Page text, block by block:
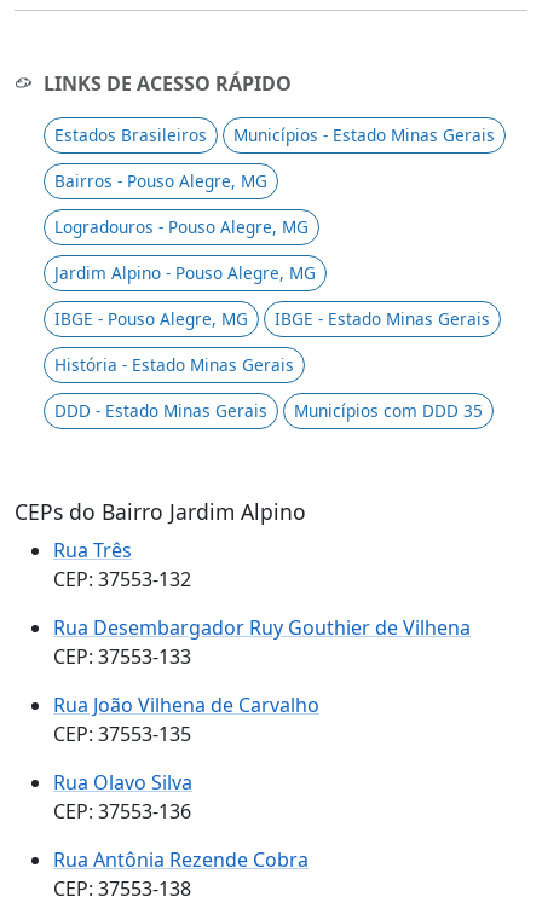
LINKS DE ACESSO RÁPIDO
Estados Brasileiros
Municípios - Estado Minas Gerais
Bairros - Pouso Alegre, MG
Logradouros - Pouso Alegre, MG
Jardim Alpino - Pouso Alegre, MG
IBGE - Pouso Alegre, MG
IBGE - Estado Minas Gerais
História - Estado Minas Gerais
DDD - Estado Minas Gerais
Municípios com DDD 35
CEPs do Bairro Jardim Alpino
Rua Três
CEP: 37553-132
Rua Desembargador Ruy Gouthier de Vilhena
CEP: 37553-133
Rua João Vilhena de Carvalho
CEP: 37553-135
Rua Olavo Silva
CEP: 37553-136
Rua Antônia Rezende Cobra
CEP: 37553-138